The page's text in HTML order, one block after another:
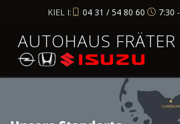
KIEL I: 04 31 / 54 80 60 7:30
AUTOHAUS FRÄTER